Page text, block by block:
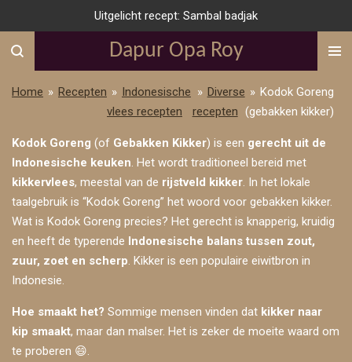
naar
hoofdinhoud
Dapur Opa Roy
Uitgelicht recept: Sambal badjak
Home » Recepten » Indonesische
vlees recepten
» Diverse
recepten
» Kodok Goreng
(gebakken kikker)
Kodok Goreng (of Gebakken Kikker) is een gerecht uit de
Indonesische keuken. Het wordt traditioneel bereid met
kikkervlees, meestal van de rijstveld kikker. In het lokale
taalgebruik is “Kodok Goreng” het woord voor gebakken kikker.
Wat is Kodok Goreng precies? Het gerecht is knapperig, kruidig
en heeft de typerende Indonesische balans tussen zout,
zuur, zoet en scherp. Kikker is een populaire eiwitbron in
Indonesie.
Hoe smaakt het? Sommige mensen vinden dat kikker naar
kip smaakt, maar dan malser. Het is zeker de moeite waard om
te proberen 😄.